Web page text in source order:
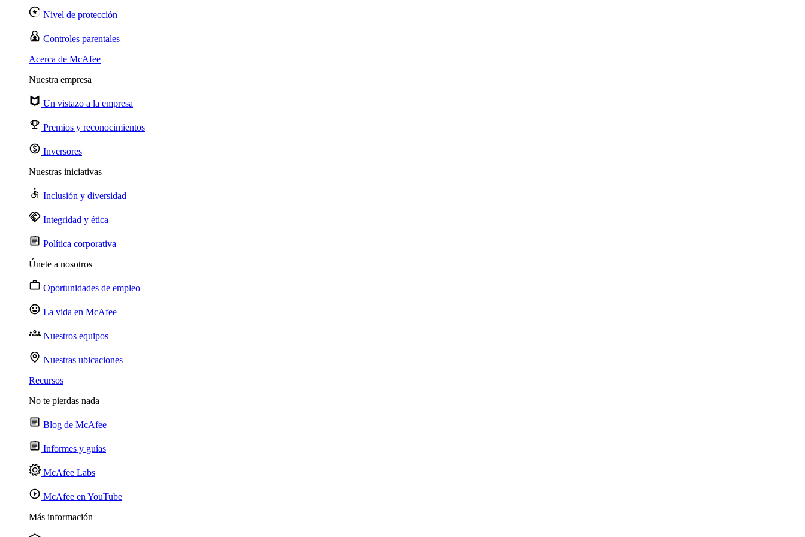
Nivel de protección
Controles parentales
Acerca de McAfee
Nuestra empresa
Un vistazo a la empresa
Premios y reconocimientos
Inversores
Nuestras iniciativas
Inclusión y diversidad
Integridad y ética
Política corporativa
Únete a nosotros
Oportunidades de empleo
La vida en McAfee
Nuestros equipos
Nuestras ubicaciones
Recursos
No te pierdas nada
Blog de McAfee
Informes y guías
McAfee Labs
McAfee en YouTube
Más información